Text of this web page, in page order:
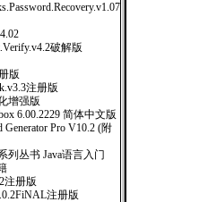
破解版
版
注册版
增强版
6.00.2229 简体中文版
Generator Pro V10.2 (附
列丛书 Java语言入门
注册版
注册版